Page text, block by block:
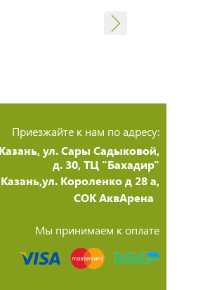
Приезжайте к нам по адресу:
ул. Сары Садыковой,
д. 30, ТЦ "Бахадир"
Казань,ул. Короленко д 28 а,
СОК АквАрена
Мы принимаем к оплате